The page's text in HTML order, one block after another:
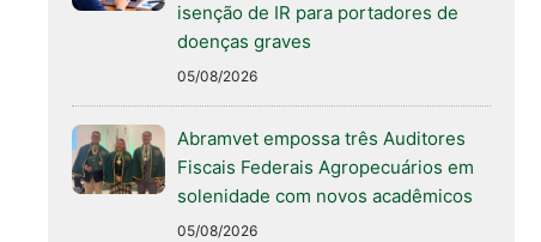
isenção de IR para portadores de
doenças graves
05/08/2026
Abramvet empossa três Auditores
Fiscais Federais Agropecuários em
solenidade com novos acadêmicos
05/08/2026